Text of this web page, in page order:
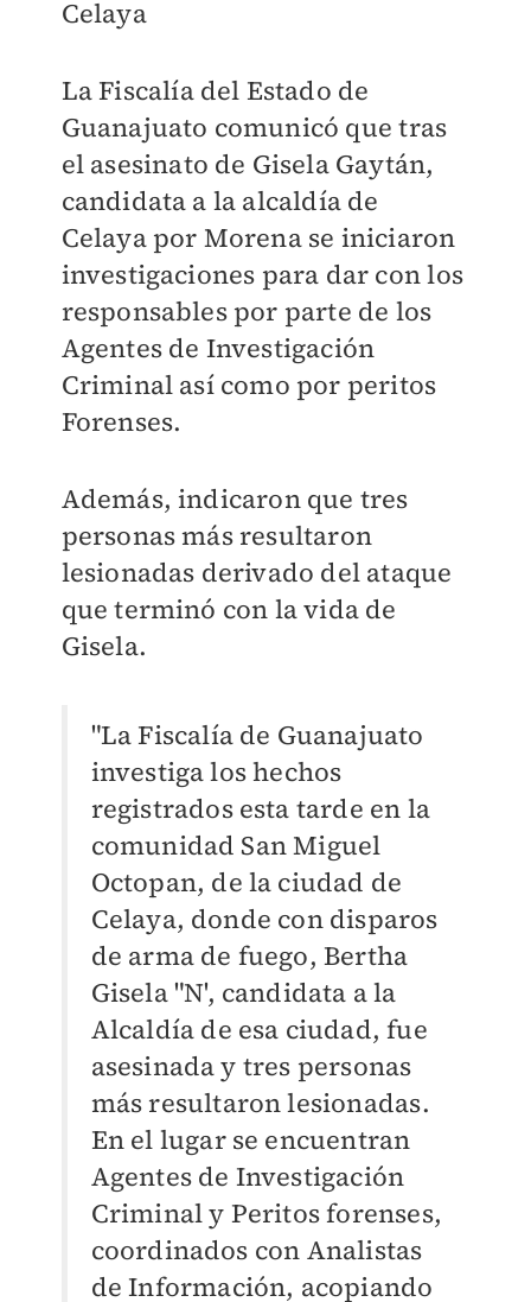
Celaya
La Fiscalía del Estado de
Guanajuato comunicó que tras
el asesinato de Gisela Gaytán,
candidata a la alcaldía de
Celaya por Morena se iniciaron
investigaciones para dar con los
responsables por parte de los
Agentes de Investigación
Criminal así como por peritos
Forenses.
Además, indicaron que tres
personas más resultaron
lesionadas derivado del ataque
que terminó con la vida de
Gisela.
"La Fiscalía de Guanajuato
investiga los hechos
registrados esta tarde en la
comunidad San Miguel
Octopan, de la ciudad de
Celaya, donde con disparos
de arma de fuego, Bertha
Gisela "N', candidata a la
Alcaldía de esa ciudad, fue
asesinada y tres personas
más resultaron lesionadas.
En el lugar se encuentran
Agentes de Investigación
Criminal y Peritos forenses,
coordinados con Analistas
de Información, acopiando